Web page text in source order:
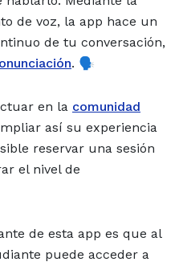
de voz, la app hace un
de tu conversación,
. 🗣️
en la comunidad
así su experiencia
reservar una sesión
el nivel de
de esta app es que al
puede acceder a